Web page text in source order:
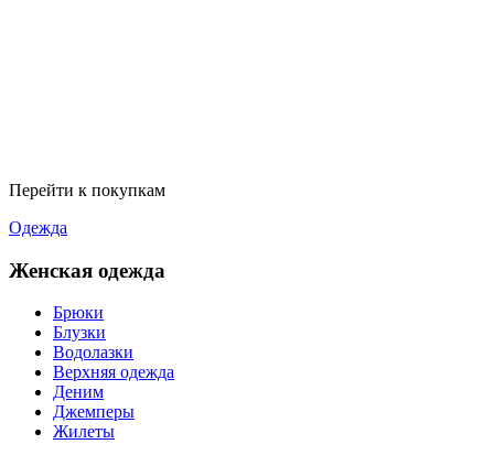
Перейти к покупкам
Одежда
Женская одежда
Брюки
Блузки
Водолазки
Верхняя одежда
Деним
Джемперы
Жилеты